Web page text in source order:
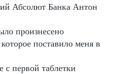
Абсолют Банка Антон
произнесено
поставило меня в
с первой таблетки